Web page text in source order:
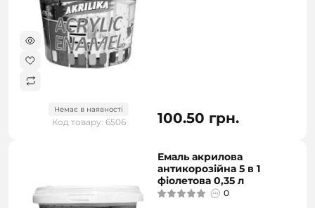
Немає в наявності
Код товару: 6506 100.50 грн.
Емаль акрилова
антикорозійна 5 в 1
фіолетова 0,35 л
0